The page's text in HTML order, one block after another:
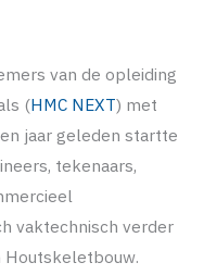
van de opleiding
(HMC NEXT) met
jaar geleden startte
tekenaars,
vaktechnisch verder